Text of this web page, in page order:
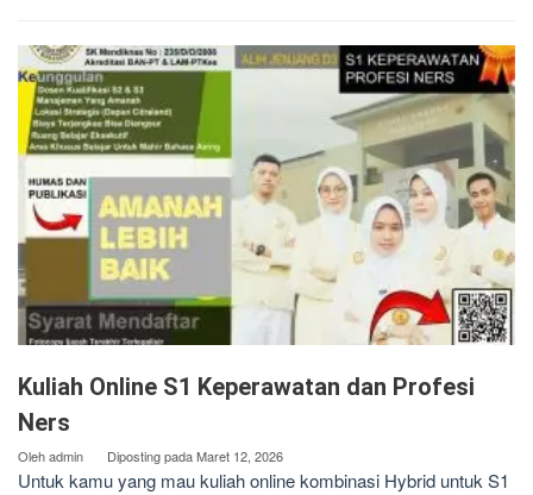
Kuliah Online S1 Keperawatan dan Profesi
Ners
Olehadmin Diposting padaMaret 12, 2026
Untuk kamu yang mau kuliah online kombinasi Hybrid untuk S1